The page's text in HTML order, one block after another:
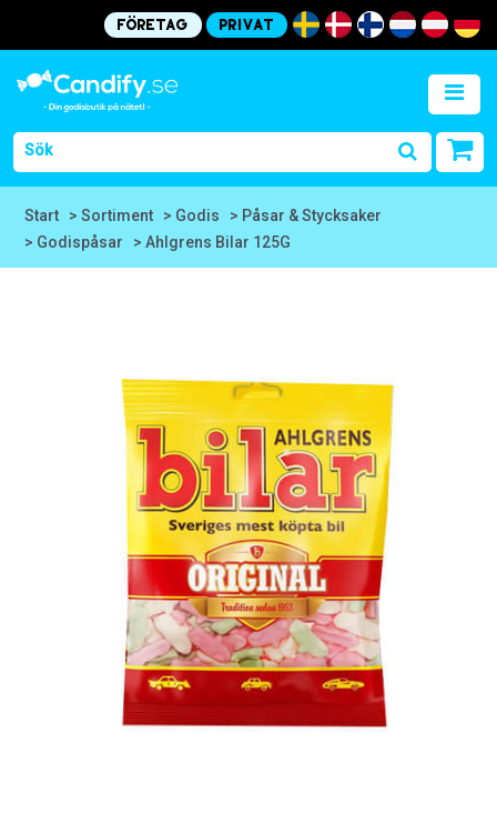
Företag Privat
Start > Sortiment > Godis
> Påsar & Stycksaker
> Godispåsar
> Ahlgrens Bilar 125G